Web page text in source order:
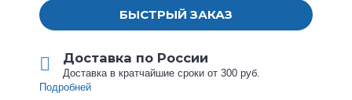
БЫСТРЫЙ ЗАКАЗ
Доставка по России
Доставка в кратчайшие сроки от 300 руб.
Подробней